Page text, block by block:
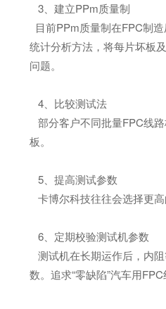
3、建立PPm质量制
目前PPm质量制在FPC制
统计分析方法，将每片坏板
问题。
4、比较测试法
部分客户不同批量FPC线
板。
5、提高测试参数
卡博尔科技往往会选择更
6、定期校验测试机参数
测试机在长期运作后，内
数。追求“零缺陷”汽车用